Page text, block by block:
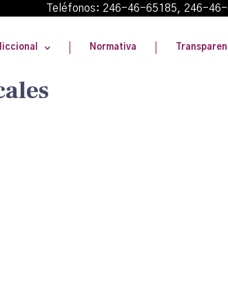
Teléfonos: 246-46-65185, 246-46-
Normativa